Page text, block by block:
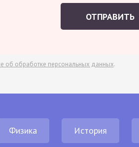
ОТПРАВИТЬ
об обработке персональных данных.
Физика История